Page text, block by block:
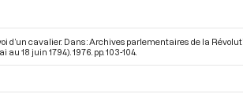
d’un cavalier. Dans : Archives parlementaires de la
au 18 juin 1794) . 1976. pp. 103-104.